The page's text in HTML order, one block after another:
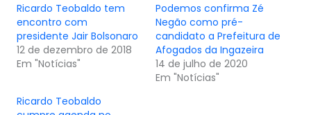
Ricardo Teobaldo tem
encontro com
presidente Jair Bolsonaro
12 de dezembro de 2018
Em "Notícias"
Podemos confirma Zé
Negão como pré-
candidato a Prefeitura de
Afogados da Ingazeira
14 de julho de 2020
Em "Notícias"
Ricardo Teobaldo